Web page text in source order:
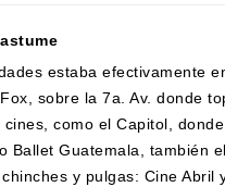
estaba efectivamente
sobre la 7a. Av. donde
cines, como el Capitol,
Ballet Guatemala, también
y pulgas: Cine Abril